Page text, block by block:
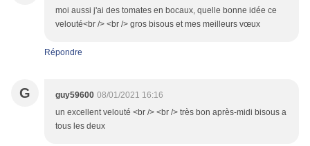
moi aussi j'ai des tomates en bocaux, quelle bonne idée ce
velouté<br /> <br /> gros bisous et mes meilleurs vœux
Répondre
G guy59600 08/01/2021 16:16
un excellent velouté <br /> <br /> très bon après-midi bisous a
tous les deux